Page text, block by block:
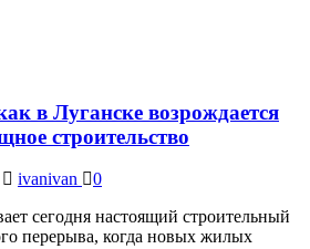
в Луганске возрождается
строительство
ivanivan
0
сегодня настоящий строительный
перерыва, когда новых жилых